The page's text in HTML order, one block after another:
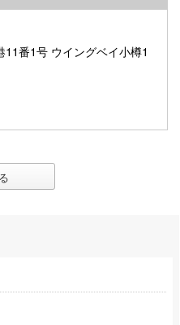
番1号 ウイングベイ小樽1